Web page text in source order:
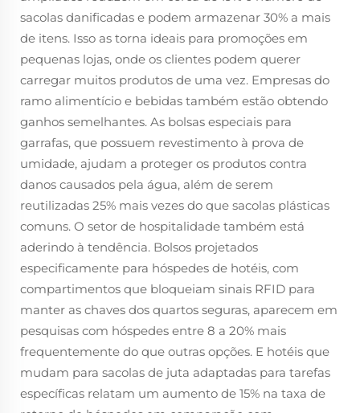
sacolas danificadas e podem armazenar 30% a mais
de itens. Isso as torna ideais para promoções em
pequenas lojas, onde os clientes podem querer
carregar muitos produtos de uma vez. Empresas do
ramo alimentício e bebidas também estão obtendo
ganhos semelhantes. As bolsas especiais para
garrafas, que possuem revestimento à prova de
umidade, ajudam a proteger os produtos contra
danos causados pela água, além de serem
reutilizadas 25% mais vezes do que sacolas plásticas
comuns. O setor de hospitalidade também está
aderindo à tendência. Bolsos projetados
especificamente para hóspedes de hotéis, com
compartimentos que bloqueiam sinais RFID para
manter as chaves dos quartos seguras, aparecem em
pesquisas com hóspedes entre 8 a 20% mais
frequentemente do que outras opções. E hotéis que
mudam para sacolas de juta adaptadas para tarefas
específicas relatam um aumento de 15% na taxa de